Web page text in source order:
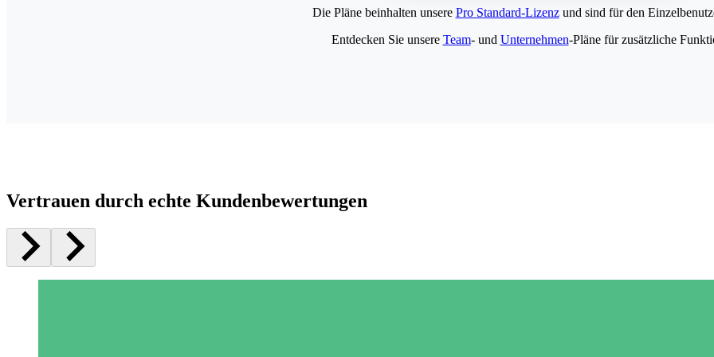
Die Pläne beinhalten unsere Pro Standard-Lizenzund sind für den
Entdecken Sie unsere Team- und Unternehmen-Pläne für zusätzliche
Vertrauen durch echte Kundenbewertungen